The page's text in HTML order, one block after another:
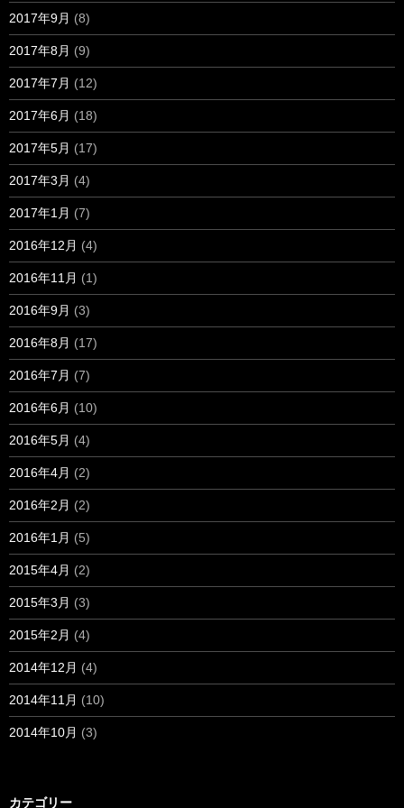
2017年9月 (8)
2017年8月 (9)
2017年7月 (12)
2017年6月 (18)
2017年5月 (17)
2017年3月 (4)
2017年1月 (7)
2016年12月 (4)
2016年11月 (1)
2016年9月 (3)
2016年8月 (17)
2016年7月 (7)
2016年6月 (10)
2016年5月 (4)
2016年4月 (2)
2016年2月 (2)
2016年1月 (5)
2015年4月 (2)
2015年3月 (3)
2015年2月 (4)
2014年12月 (4)
2014年11月 (10)
2014年10月 (3)
カテゴリー